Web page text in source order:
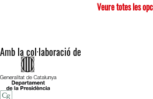
Veure totes les
Amb la col·laboració de